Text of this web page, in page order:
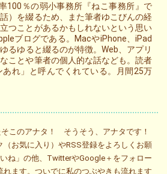
100％の弱小事務所『ねこ事務所』で
）を綴るため、また筆者ゆこびんの経
つことがあるかもしれないという思い
ブログである。MacやiPhone、iPad
るゆると綴るのが特徴。Web、アプリ
ことや筆者の個人的な話なども。読者
れ」と呼んでくれている。月間25万
そこのアナタ！ そうそう、アナタです！
（お気に入り）やRSS登録をよろしくお願
ね」の他、TwitterやGoogle＋をフォロー
れます。ついでに私のつぶやきも流れます